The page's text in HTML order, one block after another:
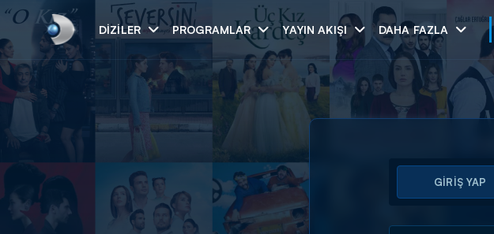
DIZILER PROGRAMLAR YAYIN AKIŞI DAHA FAZLA
Arama
GİRİŞ YAP